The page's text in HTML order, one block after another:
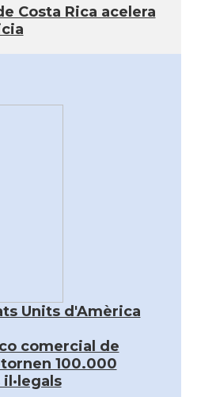
Costa Rica acelera
Units d'Amèrica
comercial de
100.000